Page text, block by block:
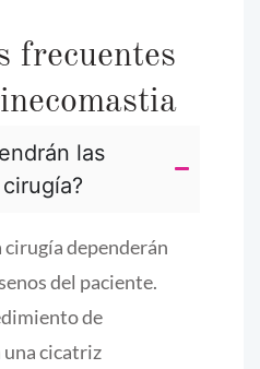
frecuentes
las
cirugía dependerán
del paciente.
de
cicatriz